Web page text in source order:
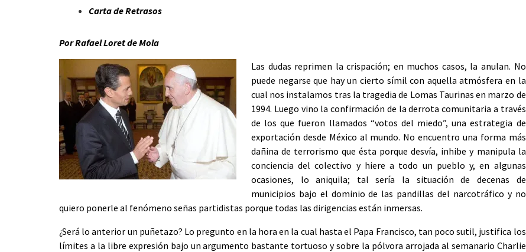
Carta de Retrasos
Por Rafael Loret de Mola
Las dudas reprimen la crispación; en muchos casos, la anulan. No
puede negarse que hay un cierto símil con aquella atmósfera en la
cual nos instalamos tras la tragedia de Lomas Taurinas en marzo de
1994. Luego vino la confirmación de la derrota comunitaria a través
de los que fueron llamados “votos del miedo”, una estrategia de
exportación desde México al mundo. No encuentro una forma más
dañina de terrorismo que ésta porque desvía, inhibe y manipula la
conciencia del colectivo y hiere a todo un pueblo y, en algunas
ocasiones, lo aniquila; tal sería la situación de decenas de
municipios bajo el dominio de las pandillas del narcotráfico y no
quiero ponerle al fenómeno señas partidistas porque todas las dirigencias están inmersas.
¿Será lo anterior un puñetazo? Lo pregunto en la hora en la cual hasta el Papa Francisco, tan poco sutil, justifica los
límites a la libre expresión bajo un argumento bastante tortuoso y sobre la pólvora arrojada al semanario Charlie